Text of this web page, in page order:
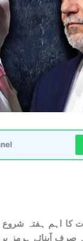
کا اہم ہفتہ
صرف آبنائے ہرمز